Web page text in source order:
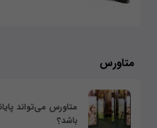
متاورس
متاورس می‌تواند
باشد؟